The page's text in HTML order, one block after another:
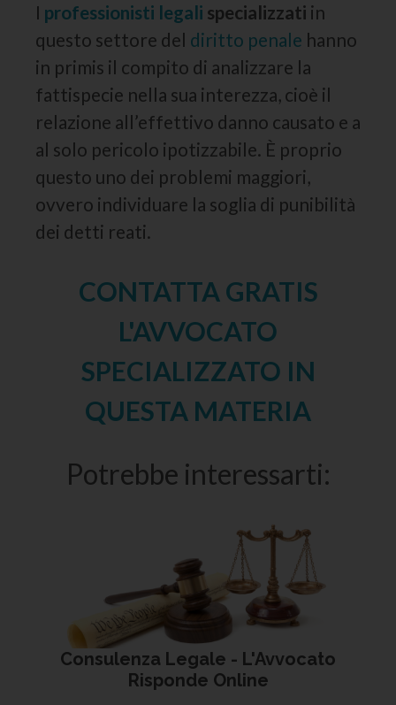
I professionisti legali specializzati in
questo settore del diritto penale hanno
in primis il compito di analizzare la
fattispecie nella sua interezza, cioè il
relazione all’effettivo danno causato e a
al solo pericolo ipotizzabile. È proprio
questo uno dei problemi maggiori,
ovvero individuare la soglia di punibilità
dei detti reati.
CONTATTA GRATIS
L'AVVOCATO
SPECIALIZZATO IN
QUESTA MATERIA
Potrebbe interessarti:
Consulenza Legale - L'Avvocato
Risponde Online